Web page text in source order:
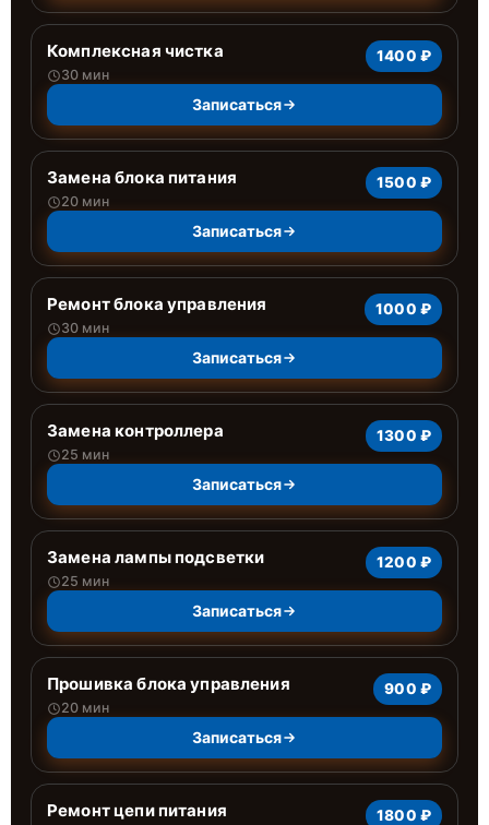
Комплексная чистка
30 мин
1400 ₽
Записаться
Замена блока питания
20 мин
1500 ₽
Записаться
Ремонт блока управления
30 мин
1000 ₽
Записаться
Замена контроллера
25 мин
1300 ₽
Записаться
Замена лампы подсветки
25 мин
1200 ₽
Записаться
Прошивка блока управления
20 мин
900 ₽
Записаться
Ремонт цепи питания 1800 ₽